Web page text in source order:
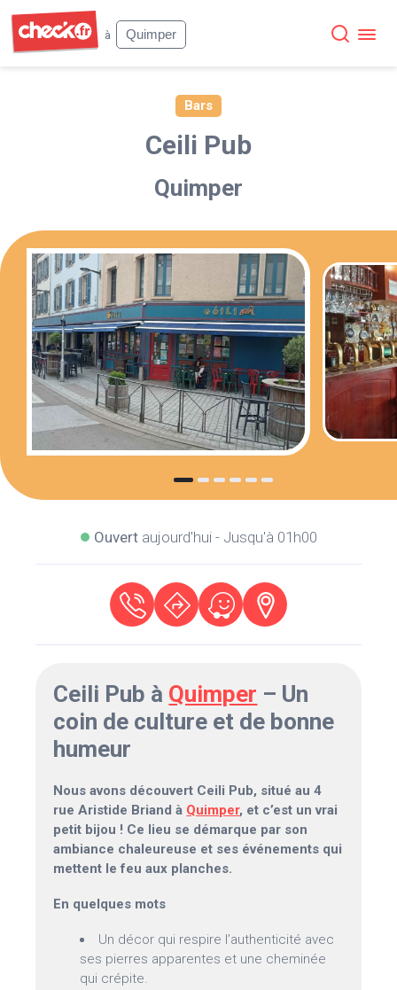
à
Quimper
Bars
Ceili Pub
Quimper
Ouvertaujourd'hui - Jusqu'à 01h00
Ceili Pub à Quimper – Un
coin de culture et de bonne
humeur
Nous avons découvert Ceili Pub, situé au 4
rue Aristide Briand à Quimper, et c’est un vrai
petit bijou ! Ce lieu se démarque par son
ambiance chaleureuse et ses événements qui
mettent le feu aux planches.
En quelques mots
Un décor qui respire l’authenticité avec
ses pierres apparentes et une cheminée
qui crépite.